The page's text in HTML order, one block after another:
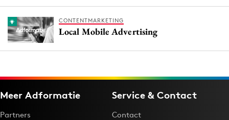
CONTENTMARKETING
Local Mobile Advertising
Meer Adformatie
Partners
Service & Contact
Contact